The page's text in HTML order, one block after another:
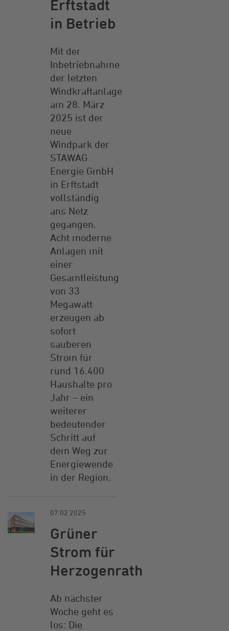
Erftstadt
in Betrieb
Mit der
Inbetriebnahme
der letzten
Windkraftanlage
am 28. März
2025 ist der
neue
Windpark der
STAWAG
Energie GmbH
in Erftstadt
vollständig
ans Netz
gegangen.
Acht moderne
Anlagen mit
einer
Gesamtleistung
von 33
Megawatt
erzeugen ab
sofort
sauberen
Strom für
rund 16.400
Haushalte pro
Jahr – ein
weiterer
bedeutender
Schritt auf
dem Weg zur
Energiewende
in der Region.
07.02.2025
Grüner
Strom für
Herzogenrath
Ab nächster
Woche geht es
los: Die